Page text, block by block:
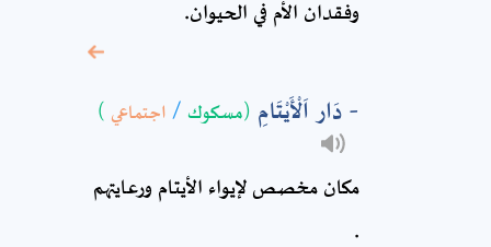
وفقدان الأم في الحيوان.
دَار اَلْأَيْتَامِ (مسكوك / اجتماعي )
مكان مخصص لإيواء الأيتام ورعايتهم
.
Comment: *